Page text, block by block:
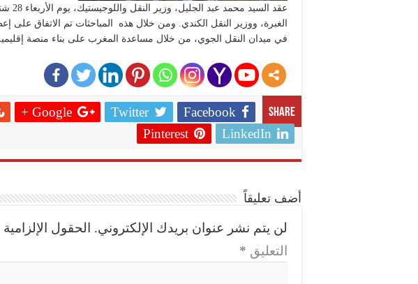
الغبرة، ووزير النقل الكندي. ومن خلال هذه المباحثات تم الاتفاق على
في ميدان النقل الجوي، من خلال مساعدة المغرب على بناء منصة
Share
Facebook
Twitter
Google +
LinkedIn
Pinterest
أضف تعليقاً
لن يتم نشر عنوان بريدك الإلكتروني. الحقول
التعليق *